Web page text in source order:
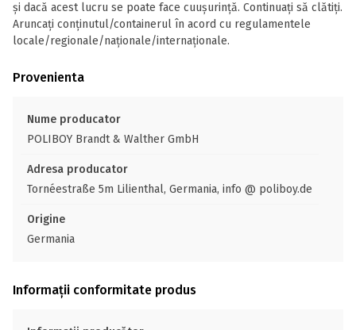
şi dacă acest lucru se poate face cuuşurinţă. Continuaţi să clătiţi.
Aruncaţi conţinutul/containerul în acord cu regulamentele
locale/regionale/naţionale/internaţionale.
Provenienta
Nume producator
POLIBOY Brandt & Walther GmbH
Adresa producator
Tornéestraße 5m Lilienthal, Germania, info @ poliboy.de
Origine
Germania
Informații conformitate produs